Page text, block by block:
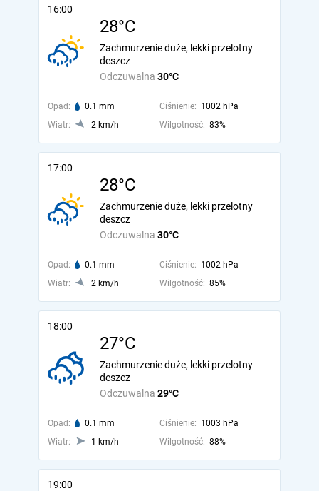
16:00
28°C
Odczuwalna 30°C
Zachmurzenie duże, lekki przelotny
deszcz
Opad: 0.1 mm Ciśnienie: 1002 hPa
Wiatr:
2 km/h Wilgotność: 83%
17:00
28°C
Odczuwalna 30°C
Zachmurzenie duże, lekki przelotny
deszcz
Opad: 0.1 mm Ciśnienie: 1002 hPa
Wiatr:
2 km/h Wilgotność: 85%
18:00
27°C
Odczuwalna 29°C
Zachmurzenie duże, lekki przelotny
deszcz
Opad: 0.1 mm Ciśnienie: 1003 hPa
Wiatr:
1 km/h Wilgotność: 88%
19:00